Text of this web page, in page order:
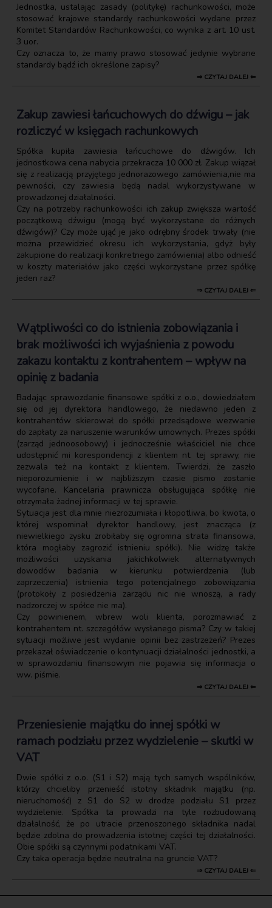
Jednostka, ustalając zasady (politykę) rachunkowości, może
stosować krajowe standardy rachunkowości wydane przez
Komitet Standardów Rachunkowości, co wynika z art. 10 ust.
3 uor.
Czy oznacza to, że mamy prawo stosować jedynie wybrane
standardy bądź ich określone zapisy?
⇒ CZYTAJ DALEJ ⇐
Zakup zawiesi łańcuchowych do dźwigu – jak
rozliczyć w księgach rachunkowych
Spółka kupiła zawiesia łańcuchowe do dźwigów. Ich
jednostkowa cena nabycia przekracza 10 000 zł. Zakup wiązał
się z realizacją przyjętego jednorazowego zamówienia,nie ma
pewności, czy zawiesia będą nadal wykorzystywane w
prowadzonej działalności.
Czy na potrzeby rachunkowości ich zakup zwiększa wartość
początkową dźwigu (mogą być wykorzystane do różnych
dźwigów)? Czy może ująć je jako odrębny środek trwały (nie
można przewidzieć okresu ich wykorzystania, gdyż były
zakupione do realizacji konkretnego zamówienia) albo odnieść
w koszty materiałów jako części wykorzystane przez spółkę
jeden raz?
⇒ CZYTAJ DALEJ ⇐
Wątpliwości co do istnienia zobowiązania i
brak możliwości ich wyjaśnienia z powodu
zakazu kontaktu z kontrahentem – wpływ na
opinię z badania
Badając sprawozdanie finansowe spółki z o.o., dowiedziałem
się od jej dyrektora handlowego, że niedawno jeden z
kontrahentów skierował do spółki przedsądowe wezwanie
do zapłaty za naruszenie warunków umownych. Prezes spółki
(zarząd jednoosobowy) i jednocześnie właściciel nie chce
udostępnić mi korespondencji z klientem nt. tej sprawy, nie
zezwala też na kontakt z klientem. Twierdzi, że zaszło
nieporozumienie i w najbliższym czasie pismo zostanie
wycofane. Kancelaria prawnicza obsługująca spółkę nie
otrzymała żadnej informacji w tej sprawie.
Sytuacja jest dla mnie niezrozumiała i kłopotliwa, bo kwota, o
której wspominał dyrektor handlowy, jest znacząca (z
niewielkiego zysku zrobiłaby się ogromna strata finansowa,
która mogłaby zagrozić istnieniu spółki). Nie widzę także
możliwości uzyskania jakichkolwiek alternatywnych
dowodów badania w kierunku potwierdzenia (lub
zaprzeczenia) istnienia tego potencjalnego zobowiązania
(protokoły z posiedzenia zarządu nic nie wnoszą, a rady
nadzorczej w spółce nie ma).
Czy powinienem, wbrew woli klienta, porozmawiać z
kontrahentem nt. szczegółów wysłanego pisma? Czy w takiej
sytuacji możliwe jest wydanie opinii bez zastrzeżeń? Prezes
przekazał oświadczenie o kontynuacji działalności jednostki, a
w sprawozdaniu finansowym nie pojawia się informacja o
ww. piśmie.
⇒ CZYTAJ DALEJ ⇐
Przeniesienie majątku do innej spółki w
ramach podziału przez wydzielenie – skutki w
VAT
Dwie spółki z o.o. (S1 i S2) mają tych samych wspólników,
którzy chcieliby przenieść istotny składnik majątku (np.
nieruchomość) z S1 do S2 w drodze podziału S1 przez
wydzielenie. Spółka ta prowadzi na tyle rozbudowaną
działalność, że po utracie przenoszonego składnika nadal
będzie zdolna do prowadzenia istotnej części tej działalności.
Obie spółki są czynnymi podatnikami VAT.
Czy taka operacja będzie neutralna na gruncie VAT?
⇒ CZYTAJ DALEJ ⇐